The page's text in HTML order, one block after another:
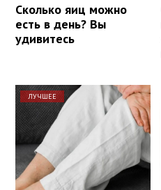
Сколько яиц можно
есть в день? Вы
удивитесь
ЛУЧШЕЕ